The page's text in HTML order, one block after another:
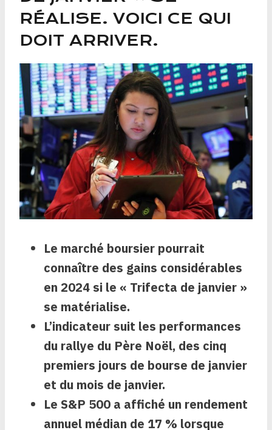
RÉALISE. VOICI CE QUI
DOIT ARRIVER.
Le marché boursier pourrait
connaître des gains considérables
en 2024 si le « Trifecta de janvier »
se matérialise.
L’indicateur suit les performances
du rallye du Père Noël, des cinq
premiers jours de bourse de janvier
et du mois de janvier.
Le S&P 500 a affiché un rendement
annuel médian de 17 % lorsque